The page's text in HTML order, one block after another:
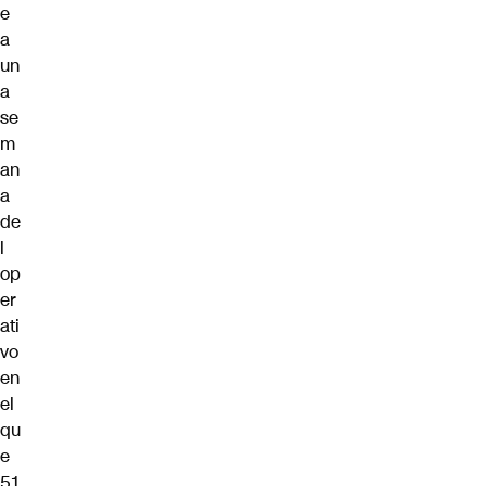
e
a
un
a
se
m
an
a
de
l
op
er
ati
vo
en
el
qu
e